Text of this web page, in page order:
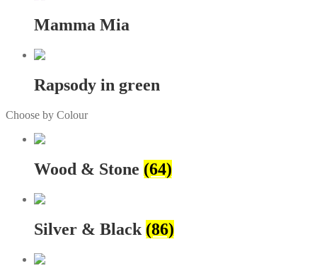
Mamma Mia
Rapsody in green
Choose by Colour
Wood & Stone (64)
Silver & Black (86)